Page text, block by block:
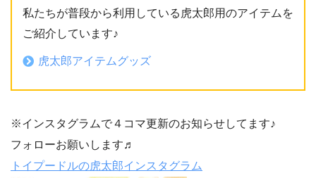
私たちが普段から利用している虎太郎用のアイテムを
ご紹介しています♪
虎太郎アイテムグッズ
※インスタグラムで４コマ更新のお知らせしてます♪
フォローお願いします♬
トイプードルの虎太郎インスタグラム